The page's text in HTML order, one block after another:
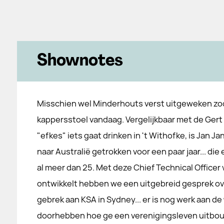
Shownotes
Misschien wel Minderhouts verst uitgeweken
kappersstoel vandaag. Vergelijkbaar met de
"efkes" iets gaat drinken in 't Withofke, is Jan
naar Australië getrokken voor een paar jaar...
al meer dan 25. Met deze Chief Technical
ontwikkelt hebben we een uitgebreid gesprek
gebrek aan KSA in Sydney... er is nog werk aan
doorhebben hoe ge een verenigingsleven